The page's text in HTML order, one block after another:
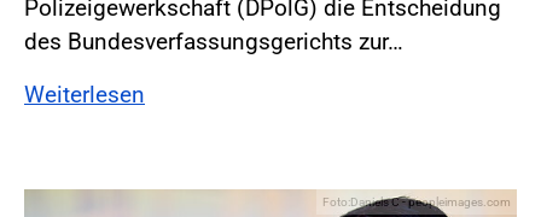
Polizeigewerkschaft (DPolG) die Entscheidung
des Bundesverfassungsgerichts zur…
Weiterlesen
Foto:Daniels C - peopleimages.com